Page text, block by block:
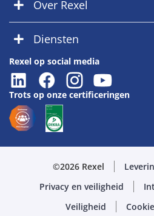
Over Rexel
Diensten
Rexel op social media
Trots op onze certificeringen
©2026 Rexel
Privacy en veiligheid
Veiligheid